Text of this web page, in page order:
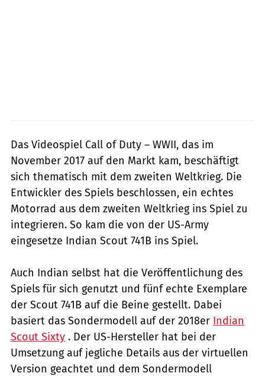
Das Videospiel Call of Duty – WWII, das im
November 2017 auf den Markt kam, beschäftigt
sich thematisch mit dem zweiten Weltkrieg. Die
Entwickler des Spiels beschlossen, ein echtes
Motorrad aus dem zweiten Weltkrieg ins Spiel zu
integrieren. So kam die von der US-Army
eingesetze Indian Scout 741B ins Spiel.
Auch Indian selbst hat die Veröffentlichung des
Spiels für sich genutzt und fünf echte Exemplare
der Scout 741B auf die Beine gestellt. Dabei
basiert das Sondermodell auf der 2018er Indian
Scout Sixty . Der US-Hersteller hat bei der
Umsetzung auf jegliche Details aus der virtuellen
Version geachtet und dem Sondermodell